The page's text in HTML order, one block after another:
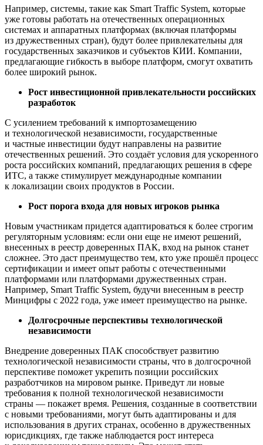
Например, системы, такие как Smart Traffic System, которые
уже готовы работать на отечественных операционных
системах и аппаратных платформах (включая платформы
из дружественных стран), будут более привлекательны для
государственных заказчиков и субъектов КИИ. Компании,
предлагающие гибкость в выборе платформ, смогут охватить
более широкий рынок.
Рост инвестиционной привлекательности российских
разработок
С усилением требований к импортозамещению
и технологической независимости, государственные
и частные инвестиции будут направлены на развитие
отечественных решений. Это создаёт условия для ускоренного
роста российских компаний, предлагающих решения в сфере
ИТС, а также стимулирует международные компании
к локализации своих продуктов в России.
Рост порога входа для новых игроков рынка
Новым участникам придется адаптироваться к более строгим
регуляторным условиям: если они еще не имеют решений,
внесенных в реестр доверенных ПАК, вход на рынок станет
сложнее. Это даст преимущество тем, кто уже прошёл процесс
сертификации и имеет опыт работы с отечественными
платформами или платформами дружественных стран.
Например, Smart Traffic System, будучи внесенным в реестр
Минцифры с 2022 года, уже имеет преимущество на рынке.
Долгосрочные перспективы технологической
независимости
Внедрение доверенных ПАК способствует развитию
технологической независимости страны, что в долгосрочной
перспективе поможет укрепить позиции российских
разработчиков на мировом рынке. Приведут ли новые
требования к полной технологической независимости
страны — покажет время. Решения, созданные в соответствии
с новыми требованиями, могут быть адаптированы и для
использования в других странах, особенно в дружественных
юрисдикциях, где также наблюдается рост интереса